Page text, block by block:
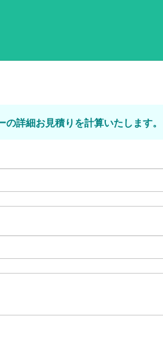
詳細お見積りを計算いたします。